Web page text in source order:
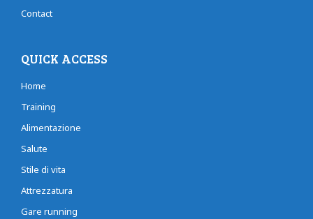
Contact
QUICK ACCESS
Home
Training
Alimentazione
Salute
Stile di vita
Attrezzatura
Gare running